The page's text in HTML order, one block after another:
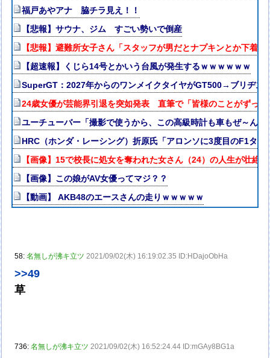
福戸あやアナ 脇チラ見え！！
【悲報】サウナ、ジム すごい勢いで倒産
【悲報】避難所女子さん「スタッフが男だとナプキンとか下着
【超速報】くじら14号とかいう台風が発生するｗｗｗｗｗｗ
SuperGT：2027年からのワンメイクタイヤがGT500→ブリヂス
24歳女優が芸能界引退を突如発表 直筆で「皆様のことがずっと
ユーチューバー「撮影で使うから、この高級時計も車もぜ～んぶ
HRC（ホンダ・レーシング）折原氏「アロンソに3度目のF1タ
【画像】15で校長に処女を奪われた女さん（24）の人生が壮絶
【画像】この娘がAV女優ってマジ？？
【動画】 AKB48のエースさんの走りｗｗｗｗｗ
58:名無しが沸キ立ツ 2021/09/02(木) 16:19:02.35 ID:HDajoObHa
>>49
草
736:名無しが沸キ立ツ 2021/09/02(木) 16:52:24.44 ID:mGAy8BG1a